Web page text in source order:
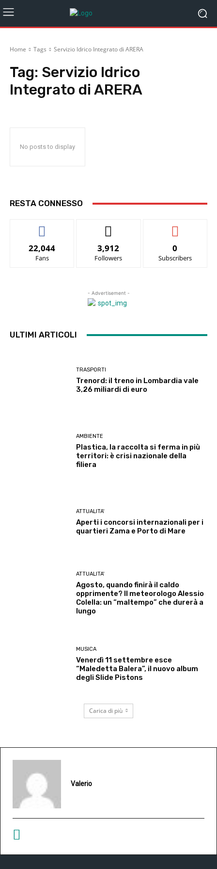
Home Tags Servizio Idrico Integrato di ARERA
Tag: Servizio Idrico
Integrato di ARERA
No posts to display
RESTA CONNESSO
22,044
Fans
3,912
Followers
0
Subscribers
- Advertisement -
ULTIMI ARTICOLI
TRASPORTI
Trenord: il treno in Lombardia vale
3,26 miliardi di euro
AMBIENTE
Plastica, la raccolta si ferma in più
territori: è crisi nazionale della
filiera
ATTUALITA'
Aperti i concorsi internazionali per i
quartieri Zama e Porto di Mare
ATTUALITA'
Agosto, quando finirà il caldo
opprimente? Il meteorologo Alessio
Colella: un “maltempo” che durerà a
lungo
MUSICA
Venerdì 11 settembre esce
“Maledetta Balera”, il nuovo album
degli Slide Pistons
Carica di più
Valerio